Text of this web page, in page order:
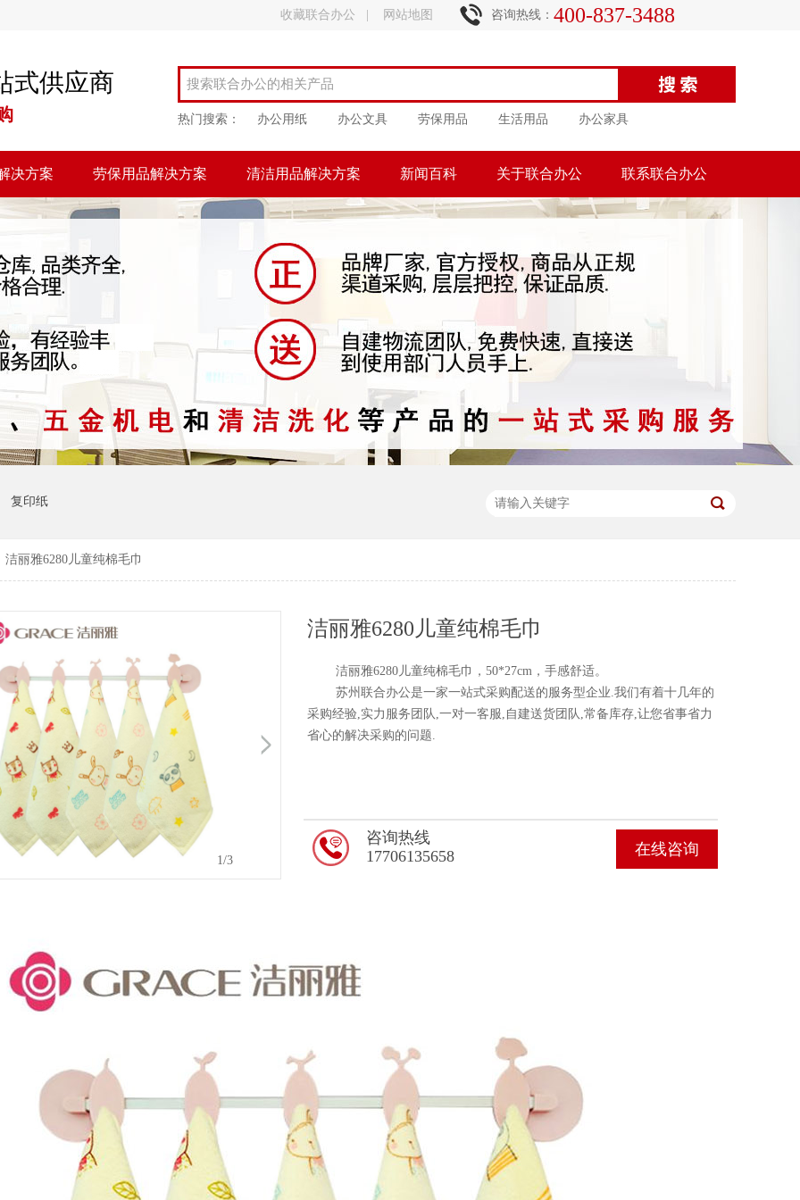
收藏联合办公 网站地图 咨询热线： 400-837-3488
式供应商
热门搜索： 办公用纸 办公文具 劳保用品 生活用品 办公家具
决方案 劳保用品解决方案 清洁用品解决方案 新闻百科 关于联合办公 联系联合办公
复印纸
洁丽雅6280儿童纯棉毛巾
2/3
洁丽雅6280儿童纯棉毛巾
洁丽雅6280儿童纯棉毛巾，50*27cm，手感舒适。
苏州联合办公是一家一站式采购配送的服务型企业.我们有着十几年的
采购经验,实力服务团队,一对一客服,自建送货团队,常备库存,让您省事省力
省心的解决采购的问题.
在线咨询
咨询热线
17706135658